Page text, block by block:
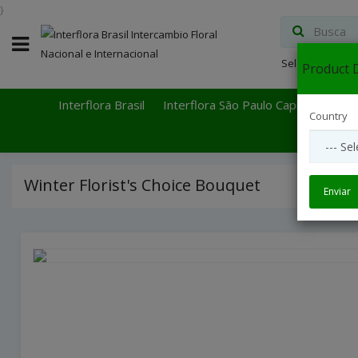
Select
Interflora Brasil Interflora São Paulo Capital
Winter Florist's Choice Bouquet
}
Product
Country
Enviar